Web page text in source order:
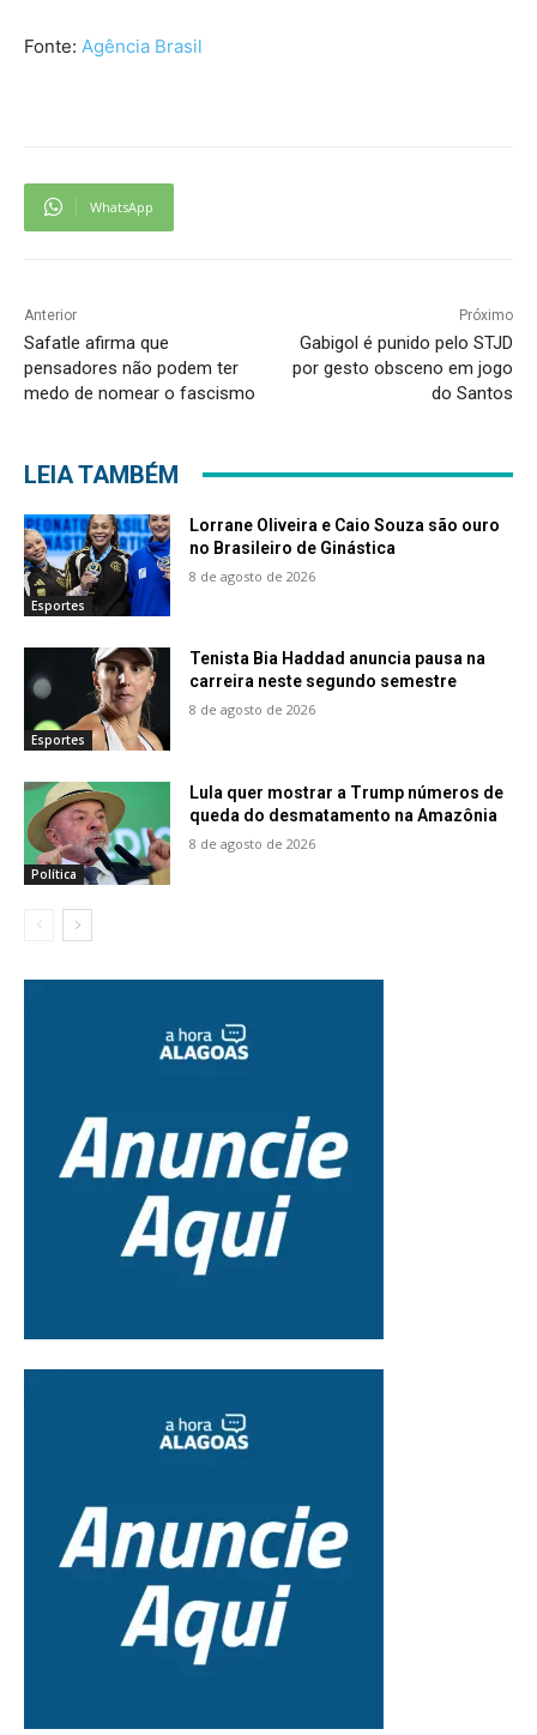
Fonte: Agência Brasil
WhatsApp
Anterior
Safatle afirma que
pensadores não podem ter
medo de nomear o fascismo
Próximo
Gabigol é punido pelo STJD
por gesto obsceno em jogo
do Santos
LEIA TAMBÉM
Esportes
Lorrane Oliveira e Caio Souza são ouro
no Brasileiro de Ginástica
8 de agosto de 2026
Esportes
Tenista Bia Haddad anuncia pausa na
carreira neste segundo semestre
8 de agosto de 2026
Política
Lula quer mostrar a Trump números de
queda do desmatamento na Amazônia
8 de agosto de 2026